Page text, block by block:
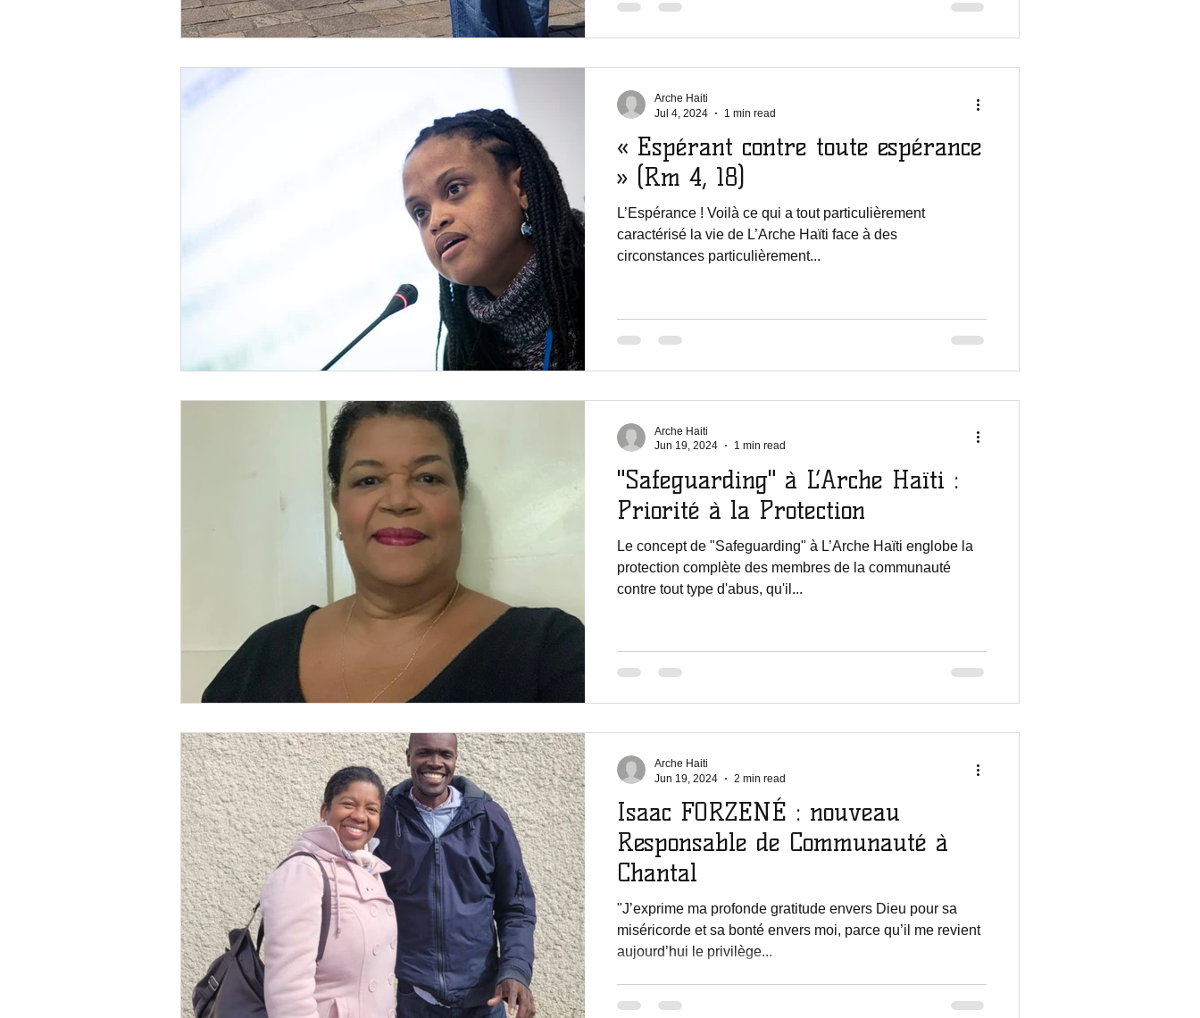
« Espérant contre toute espérance
» (Rm 4, 18)
L’Espérance ! Voilà ce qui a tout particulièrement
caractérisé la vie de L’Arche Haïti face à des
circonstances particulièrement...
Arche Haiti
Jul 4, 2024
1 min read
"Safeguarding" à L’Arche Haïti :
Priorité à la Protection
Le concept de "Safeguarding" à L’Arche Haïti englobe la
protection complète des membres de la communauté
contre tout type d'abus, qu'il...
Arche Haiti
Jun 19, 2024
1 min read
Isaac FORZENÉ : nouveau
Responsable de Communauté à
Chantal
"J’exprime ma profonde gratitude envers Dieu pour sa
miséricorde et sa bonté envers moi, parce qu’il me revient
aujourd’hui le privilège...
Arche Haiti
Jun 19, 2024
2 min read